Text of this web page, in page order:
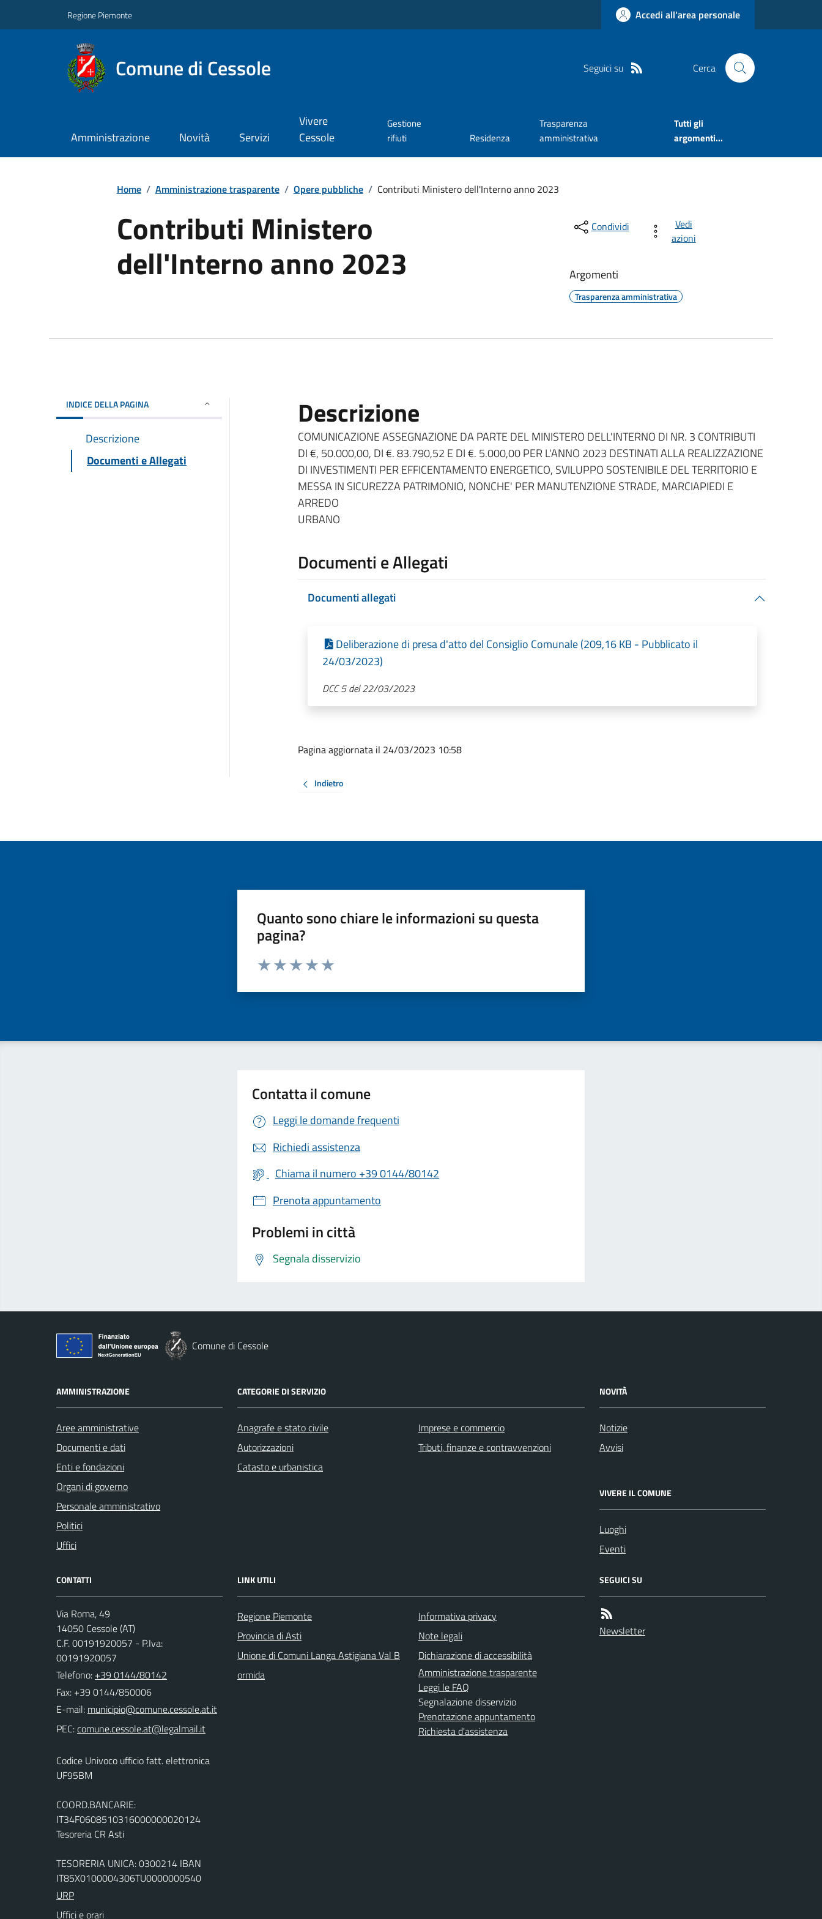
Regione Piemonte Accedi all'area personale
Comune di Cessole Seguici su Cerca
Amministrazione Novità Servizi
Vivere
Cessole
Gestione
rifiuti
Residenza
Trasparenza
amministrativa
Tutti gli
argomenti...
Home / Amministrazione trasparente / Opere pubbliche / Contributi Ministero dell'Interno anno 2023
Contributi Ministero
dell'Interno anno 2023
Condividi
Vedi
azioni
Argomenti
Trasparenza amministrativa
INDICE DELLA PAGINA
Descrizione
Documenti e Allegati
Descrizione
COMUNICAZIONE ASSEGNAZIONE DA PARTE DEL MINISTERO DELL'INTERNO DI NR. 3 CONTRIBUTI
DI €, 50.000,00, DI €. 83.790,52 E DI €. 5.000,00 PER L'ANNO 2023 DESTINATI ALLA REALIZZAZIONE
DI INVESTIMENTI PER EFFICENTAMENTO ENERGETICO, SVILUPPO SOSTENIBILE DEL TERRITORIO E
MESSA IN SICUREZZA PATRIMONIO, NONCHE' PER MANUTENZIONE STRADE, MARCIAPIEDI E
ARREDO
URBANO
Documenti e Allegati
Documenti allegati
Deliberazione di presa d'atto del Consiglio Comunale (209,16 KB - Pubblicato il
24/03/2023)
DCC 5 del 22/03/2023
Pagina aggiornata il 24/03/2023 10:58
Indietro
Quanto sono chiare le informazioni su questa
pagina?
Valuta da 1 a 5 stelle la pagina
Contatta il comune
Leggi le domande frequenti
Richiedi assistenza
Chiama il numero +39 0144/80142
Prenota appuntamento
Problemi in città
Segnala disservizio
Comune di Cessole
AMMINISTRAZIONE
Aree amministrative
Documenti e dati
Enti e fondazioni
Organi di governo
Personale amministrativo
Politici
Uffici
CATEGORIE DI SERVIZIO
Anagrafe e stato civile
Autorizzazioni
Catasto e urbanistica
Imprese e commercio
Tributi, finanze e contravvenzioni
NOVITÀ
Notizie
Avvisi
VIVERE IL COMUNE
Luoghi
Eventi
CONTATTI
Via Roma, 49
14050 Cessole (AT)
C.F. 00191920057 - P.Iva:
00191920057
Telefono: +39 0144/80142
Fax: +39 0144/850006
E-mail:
PEC:
Codice Univoco ufficio fatt. elettronica
UF95BM
COORD.BANCARIE:
IT34F0608510316000000020124
Tesoreria CR Asti
TESORERIA UNICA: 0300214 IBAN
IT85X0100004306TU0000000540
URP
Uffici e orari
LINK UTILI
Regione Piemonte
Provincia di Asti
Unione di Comuni Langa Astigiana Val B
ormida
Informativa privacy
Note legali
Dichiarazione di accessibilità
Amministrazione trasparente
Leggi le FAQ
Segnalazione disservizio
Prenotazione appuntamento
Richiesta d'assistenza
SEGUICI SU
Newsletter